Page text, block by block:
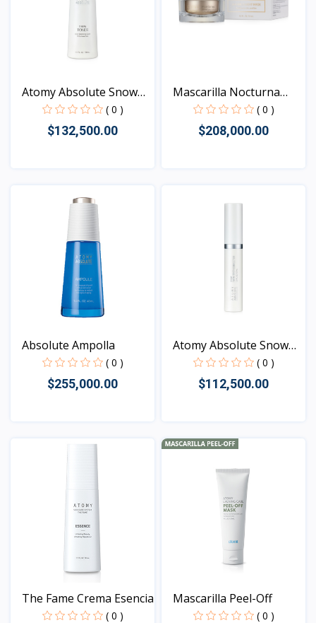
Atomy Absolute Snow
Ton...
( 0 )
$132,500.00
Mascarilla Nocturna
Ant...
( 0 )
$208,000.00
Absolute Ampolla
( 0 )
$255,000.00
Atomy Absolute Snow
Dar...
( 0 )
$112,500.00
Vista
The Fame Crema Esencia
( 0 )
Mascarilla Peel-Off
( 0 )